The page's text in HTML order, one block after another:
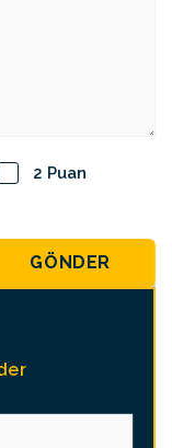
2 Puan
GÖNDER